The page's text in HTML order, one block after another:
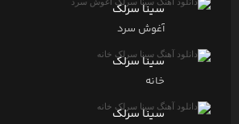
سینا سرلک
آغوش سرد
سینا سرلک
خانه
سینا سرلک